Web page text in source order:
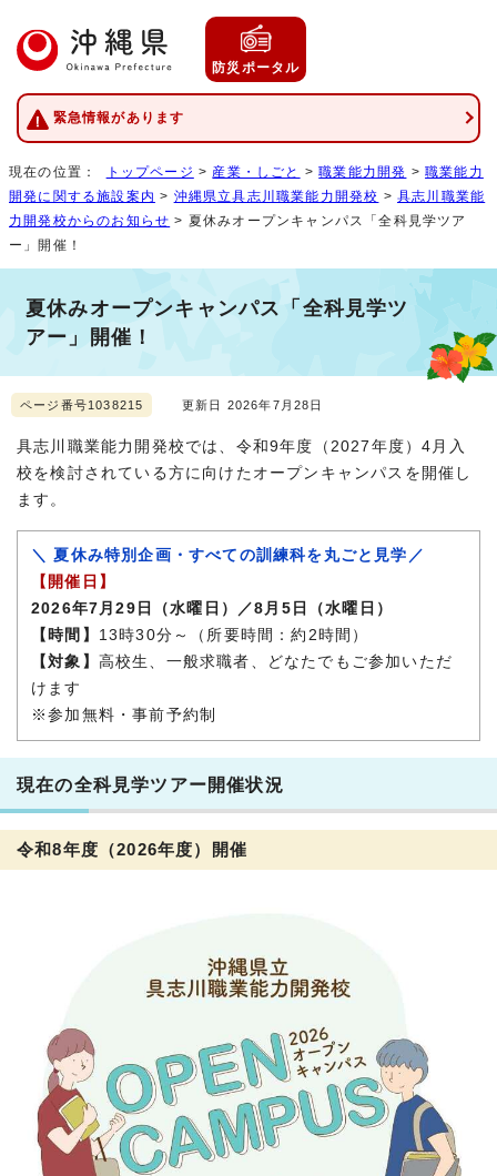
防災ポータル
緊急情報があります
現在の位置： トップページ > 産業・しごと >職業能力開発 >職業能力
開発に関する施設案内 > 沖縄県立具志川職業能力開発校 >具志川職業能
力開発校からのお知らせ > 夏休みオープンキャンパス「全科見学ツア
ー」開催！
夏休みオープンキャンパス「全科見学ツ
アー」開催！
ページ番号1038215 更新日 2026年7月28日
具志川職業能力開発校では、令和9年度（2027年度）4月入
校を検討されている方に向けたオープンキャンパスを開催し
ます。
＼ 夏休み特別企画・すべての訓練科を丸ごと見学／
【開催日】
2026年7月29日（水曜日）／8月5日（水曜日）
【時間】 13時30分～（所要時間：約2時間）
【対象】 高校生、一般求職者、どなたでもご参加いただ
けます
※参加無料・事前予約制
現在の全科見学ツアー開催状況
令和8年度（2026年度）開催